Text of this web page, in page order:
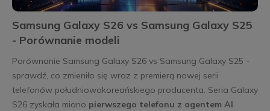
Samsung Galaxy S26 vs Samsung Galaxy S25
- Porównanie modeli
Porównanie Samsung Galaxy S26 vs Samsung Galaxy S25 -
sprawdź, co zmieniło się wraz z premierą nowej serii
telefonów południowokoreańskiego producenta. Seria Galaxy
S26 zyskała miano pierwszego telefonu z agentem AI